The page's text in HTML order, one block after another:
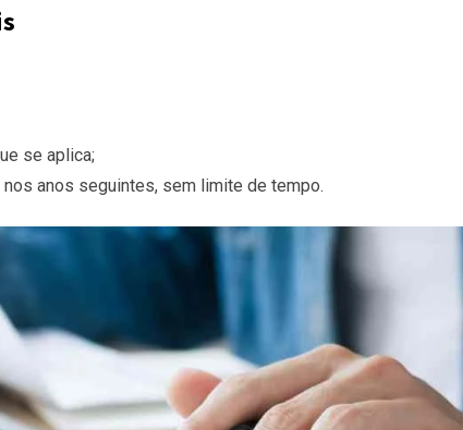
se aplica;
anos seguintes, sem limite de tempo.